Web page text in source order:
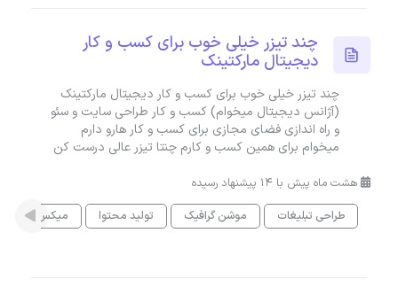
چند تیزر خیلی خوب برای کسب و کار
دیجیتال مارکتینک
چند تیزر خیلی خوب برای کسب و کار دیجیتال مارکتینک
(آژانس دیجیتال میخوام) کسب و کار طراحی سایت و سئو
و راه اندازی فضای مجازی برای کسب و کار هارو دارم
میخوام برای همین کسب و کارم چنتا تیزر عالی درست کن
هشت ماه پیش با 14 پیشنهاد رسیده
طراحی تبلیغات
موشن گرافیک تولید محتوا میکس و